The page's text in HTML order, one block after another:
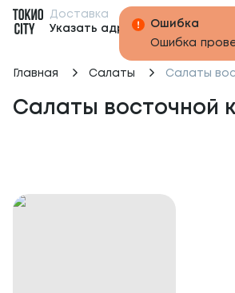
Доставка
Указать адрес
Главная Салаты Салаты
Салаты восточной
Ошибка
Ошибка